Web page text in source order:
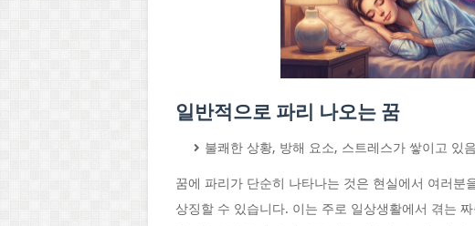
일반적으로 파리 나오는 꿈
불쾌한 상황, 방해 요소, 스트레스가 쌓이고 있
꿈에 파리가 단순히 나타나는 것은 현실에서 여러분
상징할 수 있습니다. 이는 주로 일상생활에서 겪는